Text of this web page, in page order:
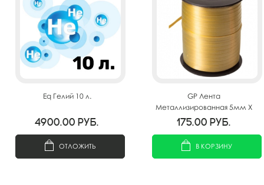
Eq Гелий 10 л.
4900.00 руб.
ОТЛОЖИТЬ
GP Лента
Металлизированная 5мм X
250м Золото
175.00 руб.
В КОРЗИНУ